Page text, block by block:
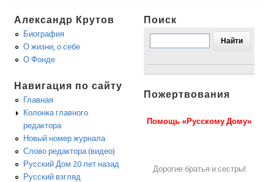
Александр Крутов
Биография
О жизни, о себе
О Фонде
Навигация по сайту
Главная
Колонка главного
редактора
Новый номер журнала
Слово редактора (видео)
Русский Дом 20 лет назад
Русский взгляд
Поиск
Пожертвования
Помощь «Русскому Дому»
Дорогие братья и сестры!